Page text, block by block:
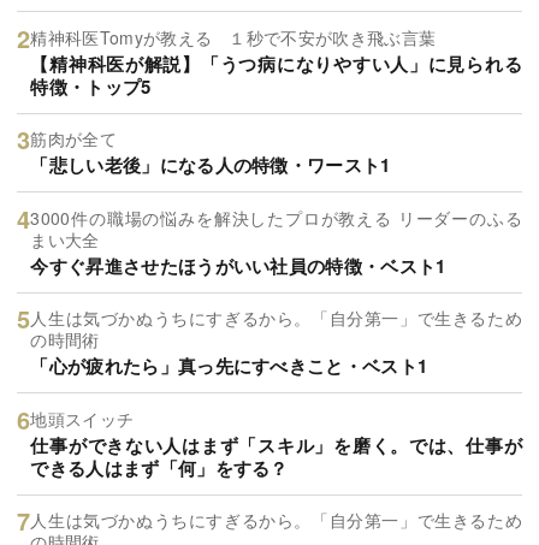
精神科医Tomyが教える １秒で不安が吹き飛ぶ言葉
【精神科医が解説】「うつ病になりやすい人」に見られる
特徴・トップ5
筋肉が全て
「悲しい老後」になる人の特徴・ワースト1
3000件の職場の悩みを解決したプロが教える リーダーのふる
まい大全
今すぐ昇進させたほうがいい社員の特徴・ベスト1
人生は気づかぬうちにすぎるから。「自分第一」で生きるため
の時間術
「心が疲れたら」真っ先にすべきこと・ベスト1
地頭スイッチ
仕事ができない人はまず「スキル」を磨く。では、仕事が
できる人はまず「何」をする？
人生は気づかぬうちにすぎるから。「自分第一」で生きるため